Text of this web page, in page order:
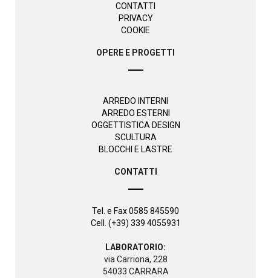
CONTATTI
PRIVACY
COOKIE
OPERE E PROGETTI
ARREDO INTERNI
ARREDO ESTERNI
OGGETTISTICA DESIGN
SCULTURA
BLOCCHI E LASTRE
CONTATTI
Tel. e Fax 0585 845590
Cell. (+39) 339 4055931
LABORATORIO:
via Carriona, 228
54033 CARRARA